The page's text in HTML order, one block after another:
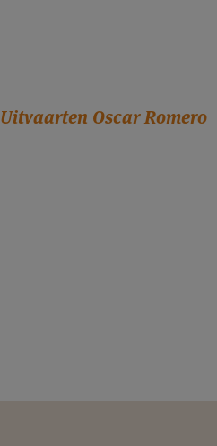
Uitvaarten Oscar Romero